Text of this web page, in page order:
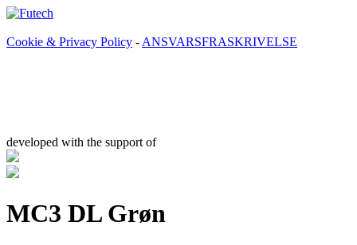
Cookie & Privacy Policy - ANSVARSFRASKRIVELSE
developed with the support of
MC3 DL Grøn